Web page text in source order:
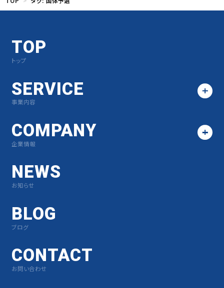
TOP
トップ
SERVICE
事業内容
COMPANY
企業情報
NEWS
お知らせ
BLOG
ブログ
CONTACT
お問い合わせ